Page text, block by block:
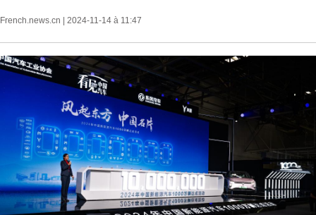
French.news.cn | 2024-11-14 à 11:47